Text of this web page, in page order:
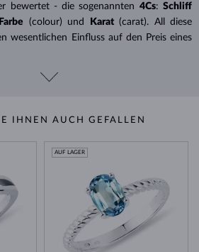
bewertet - die sogenannten 4Cs: Schliff
Farbe (colour) und Karat (carat). All diese
wesentlichen Einfluss auf den Preis eines
IHNEN AUCH GEFALLEN
AUF LAGER